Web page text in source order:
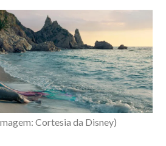
Cortesia da Disney)